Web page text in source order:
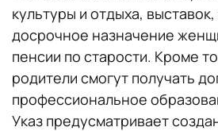
культуры и отдыха,
досрочное назначение
пенсии по старости. Кроме
родители смогут получать
профессиональное
Указ предусматривает